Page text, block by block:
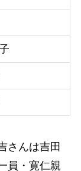
さんは吉田
員・寛仁親